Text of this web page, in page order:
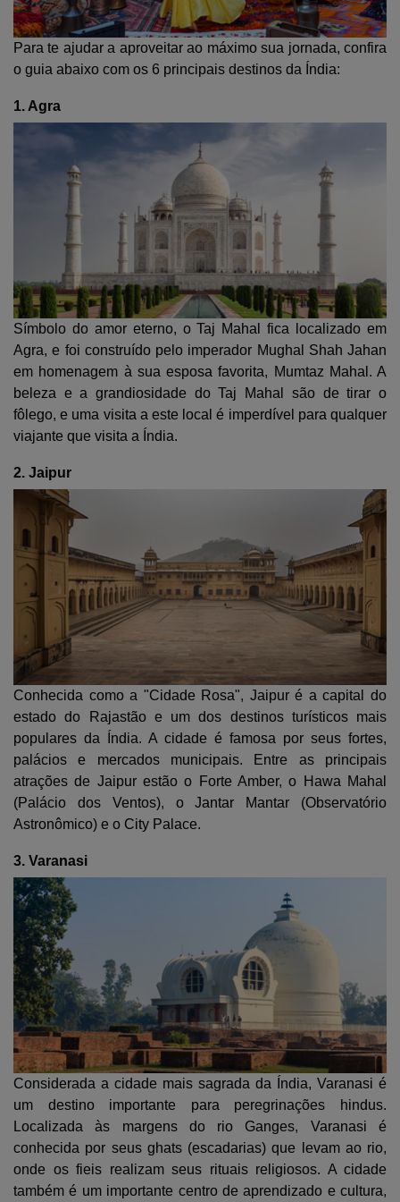
Para te ajudar a aproveitar ao máximo sua jornada, confira
o guia abaixo com os 6 principais destinos da Índia:
1. Agra
Símbolo do amor eterno, o Taj Mahal fica localizado em
Agra, e foi construído pelo imperador Mughal Shah Jahan
em homenagem à sua esposa favorita, Mumtaz Mahal. A
beleza e a grandiosidade do Taj Mahal são de tirar o
fôlego, e uma visita a este local é imperdível para qualquer
viajante que visita a Índia.
2. Jaipur
Conhecida como a "Cidade Rosa", Jaipur é a capital do
estado do Rajastão e um dos destinos turísticos mais
populares da Índia. A cidade é famosa por seus fortes,
palácios e mercados municipais. Entre as principais
atrações de Jaipur estão o Forte Amber, o Hawa Mahal
(Palácio dos Ventos), o Jantar Mantar (Observatório
Astronômico) e o City Palace.
3. Varanasi
Considerada a cidade mais sagrada da Índia, Varanasi é
um destino importante para peregrinações hindus.
Localizada às margens do rio Ganges, Varanasi é
conhecida por seus ghats (escadarias) que levam ao rio,
onde os fieis realizam seus rituais religiosos. A cidade
também é um importante centro de aprendizado e cultura,